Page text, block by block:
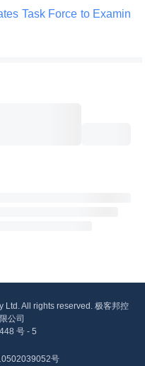
Task Force to Examin
All rights reserved. 极客邦控
公司
号 - 5
号